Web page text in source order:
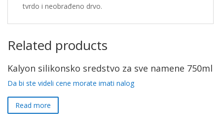
tvrdo i neobrađeno drvo.
Related products
Kalyon silikonsko sredstvo za sve namene 750ml
Da bi ste videli cene morate imati nalog
Read more